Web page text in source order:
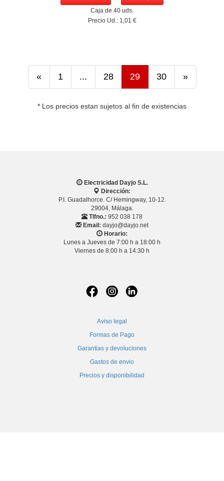
Caja de 40 uds.
Precio Ud.: 1,01 €
« 1 ... 28 29 30 »
* Los precios estan sujetos al fin de existencias
Electricidad Dayjo S.L.
Dirección:
P.I. Guadalhorce. C/ Hemingway, 10-12.
29004, Málaga.
Tlfno.: 952 038 178
Email: dayjo@dayjo.net
Horario:
Lunes a Jueves de 7:00 h a 18:00 h
Viernes de 8:00 h a 14:30 h
Aviso legal
Formas de Pago
Garantias y devoluciones
Gastos de envio
Precios y disponibilidad